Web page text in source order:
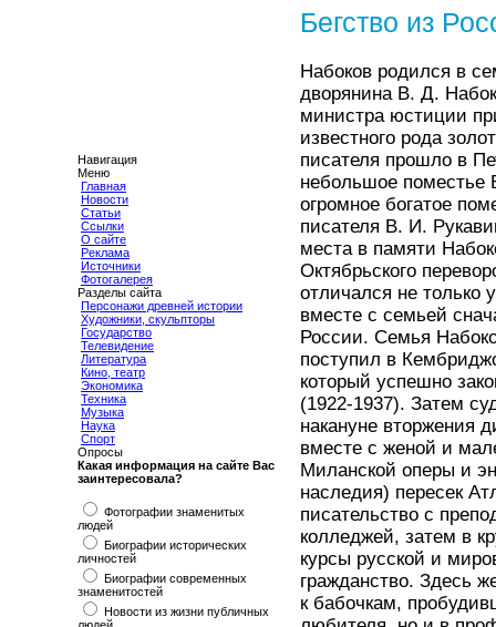
Навигация
Меню
Главная
Новости
Статьи
Ссылки
О сайте
Реклама
Источники
Фотогалерея
Разделы сайта
Персонажи древней истории
Художники, скульпторы
Государство
Телевидение
Литература
Кино, театр
Экономика
Техника
Музыка
Наука
Спорт
Опросы
Какая информация на сайте Вас
заинтересовала?
Фотографии знаменитых
людей
Биографии исторических
личностей
Биографии современных
знаменитостей
Новости из жизни публичных
Бегство из
Набоков родился в
дворянина В. Д.
министра юстиции
известного рода
писателя прошло в
небольшое поместье
огромное богатое
писателя В. И.
места в памяти
Октябрьского
отличался не только
вместе с семьей
России. Семья
поступил в
который успешно
(1922-1937). Затем
накануне вторжения
вместе с женой и
Миланской оперы и
наследия) пересек
писательство с
колледжей, затем в
курсы русской и
гражданство. Здесь
к бабочкам,